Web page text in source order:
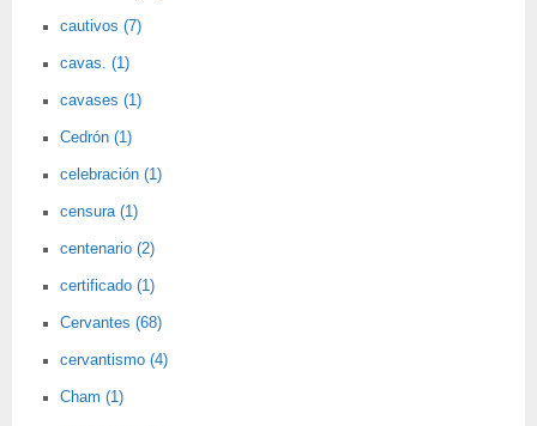
cautivos (7)
cavas. (1)
cavases (1)
Cedrón (1)
celebración (1)
censura (1)
centenario (2)
certificado (1)
Cervantes (68)
cervantismo (4)
Cham (1)